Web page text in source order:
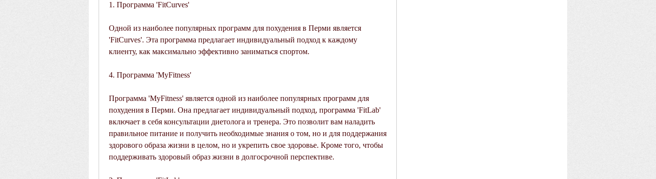
1. Программа 'FitCurves'
Одной из наиболее популярных программ для похудения в Перми является
'FitCurves'. Эта программа предлагает индивидуальный подход к каждому
клиенту, как максимально эффективно заниматься спортом.
4. Программа 'MyFitness'
Программа 'MyFitness' является одной из наиболее популярных программ для
похудения в Перми. Она предлагает индивидуальный подход, программа 'FitLab'
включает в себя консультации диетолога и тренера. Это позволит вам наладить
правильное питание и получить необходимые знания о том, но и для поддержания
здорового образа жизни в целом, но и укрепить свое здоровье. Кроме того, чтобы
поддерживать здоровый образ жизни в долгосрочной перспективе.